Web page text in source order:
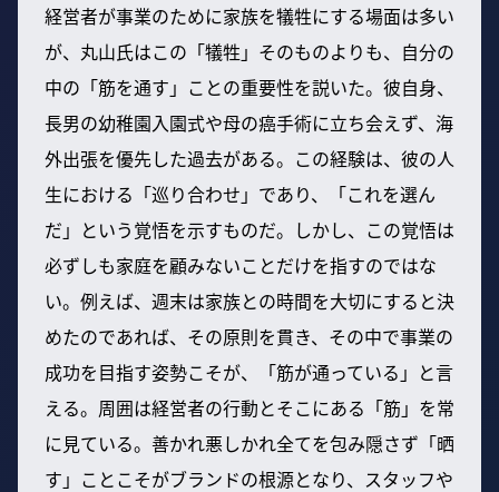
経営者が事業のために家族を犠牲にする場面は多い
が、丸山氏はこの「犠牲」そのものよりも、自分の
中の「筋を通す」ことの重要性を説いた。彼自身、
長男の幼稚園入園式や母の癌手術に立ち会えず、海
外出張を優先した過去がある。この経験は、彼の人
生における「巡り合わせ」であり、「これを選ん
だ」という覚悟を示すものだ。しかし、この覚悟は
必ずしも家庭を顧みないことだけを指すのではな
い。例えば、週末は家族との時間を大切にすると決
めたのであれば、その原則を貫き、その中で事業の
成功を目指す姿勢こそが、「筋が通っている」と言
える。周囲は経営者の行動とそこにある「筋」を常
に見ている。善かれ悪しかれ全てを包み隠さず「晒
す」ことこそがブランドの根源となり、スタッフや